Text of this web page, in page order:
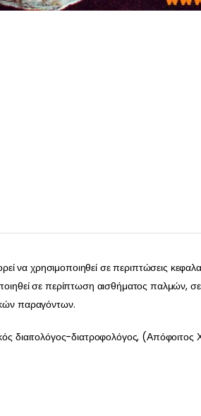
να χρησιμοποιηθεί σε περιπτώσεις
σε περίπτωση αισθήματος παλμών,
παραγόντων.
διαιτολόγος-διατροφολόγος,